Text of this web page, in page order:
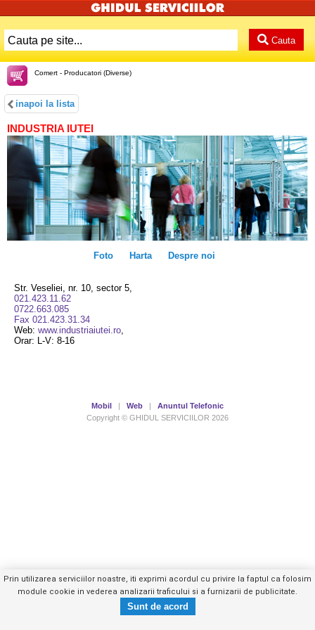
Cauta
Comert - Producatori (Diverse)
inapoi la lista
INDUSTRIA IUTEI
Foto Harta Despre noi
Str. Veseliei, nr. 10, sector 5,
021.423.11.62
0722.663.085
Fax 021.423.31.34
Web: www.industriaiutei.ro
Orar: L-V: 8-16
Trimite mesaj privat
Mobil | Web | Anuntul Telefonic
Copyright © GHIDUL SERVICIILOR 2026
Prin utilizarea serviciilor noastre, iti exprimi acordul cu privire la faptul ca folosim
module cookie in vederea analizarii traficului si a furnizarii de publicitate.